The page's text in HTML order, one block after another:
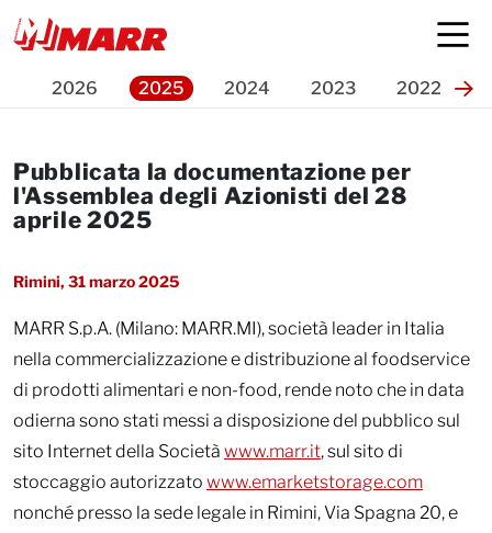
Press Release
2026 2025 2024 2023 2022
Pubblicata la documentazione per
l'Assemblea degli Azionisti del 28
aprile 2025
Rimini, 31 marzo 2025
MARR S.p.A. (Milano: MARR.MI), società leader in Italia
nella commercializzazione e distribuzione al foodservice
di prodotti alimentari e non-food, rende noto che in data
odierna sono stati messi a disposizione del pubblico sul
sito Internet della Società www.marr.it, sul sito di
stoccaggio autorizzato www.emarketstorage.com
nonché presso la sede legale in Rimini, Via Spagna 20, e